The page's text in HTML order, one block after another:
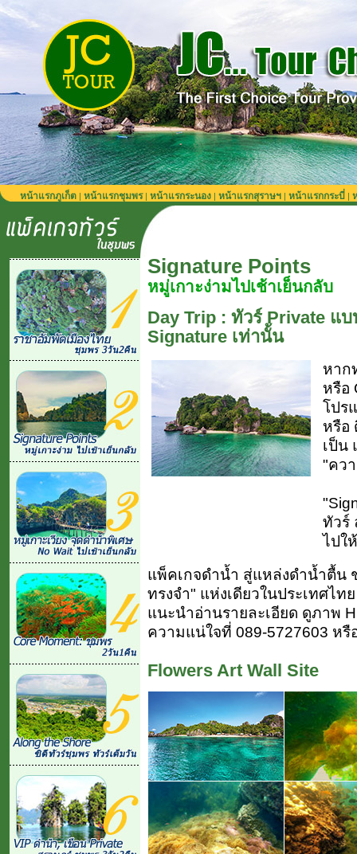
หน้าแรกภูเก็ต | หน้าแรกชุมพร| หน้าแรกระนอง | หน้าแรกสุราษฯ | หน้าแรกกระบี่ |
Signature Points
หมู่เกาะง่ามไปเช้าเย็นกลับ
Day Trip : ทัวร์ Private แ
Signature เท่านั้น
หาก
หรือ
โปร
หรือ
เป็น
"คว
ทัวร์
ไปใ
แพ็คเกจดำน้ำ สู่แหล่งดำน้ำตื้น
ทรงจำ" แห่งเดียวในประเทศไท
แนะนำอ่านรายละเอียด ดูภาพ
ความแน่ใจที่ 089-5727603 ห
Flowers Art Wall Site